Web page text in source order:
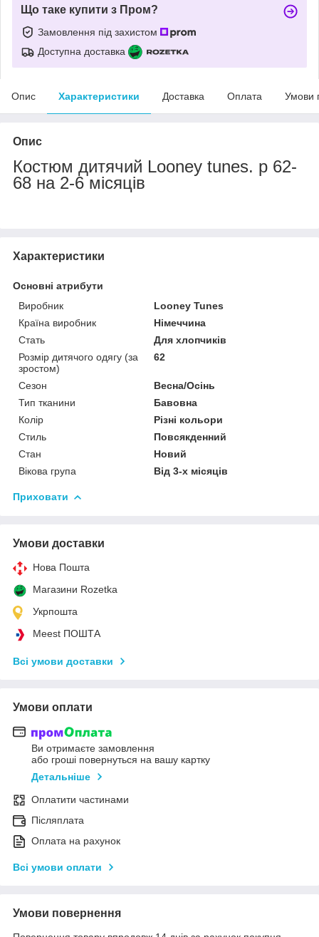
Що таке купити з Пром?
Замовлення під захистом
Доступна доставка
Опис Характеристики Доставка Оплата Умови
Опис
Костюм дитячий Looney tunes. р 62-
68 на 2-6 місяців
Характеристики
Основні атрибути
Виробник
Looney Tunes
Країна виробник
Німеччина
Стать
Для хлопчиків
Розмір дитячого одягу (за
зростом)
62
Сезон
Весна/Осінь
Тип тканини
Бавовна
Колір
Різні кольори
Стиль
Повсякденний
Стан
Новий
Вікова група
Від 3-х місяців
Приховати
Умови доставки
Нова Пошта
Магазини Rozetka
Укрпошта
Meest ПОШТА
Всі умови доставки
Умови оплати
Ви отримаєте замовлення
або гроші повернуться на вашу картку
Детальніше
Оплатити частинами
Післяплата
Оплата на рахунок
Всі умови оплати
Умови повернення